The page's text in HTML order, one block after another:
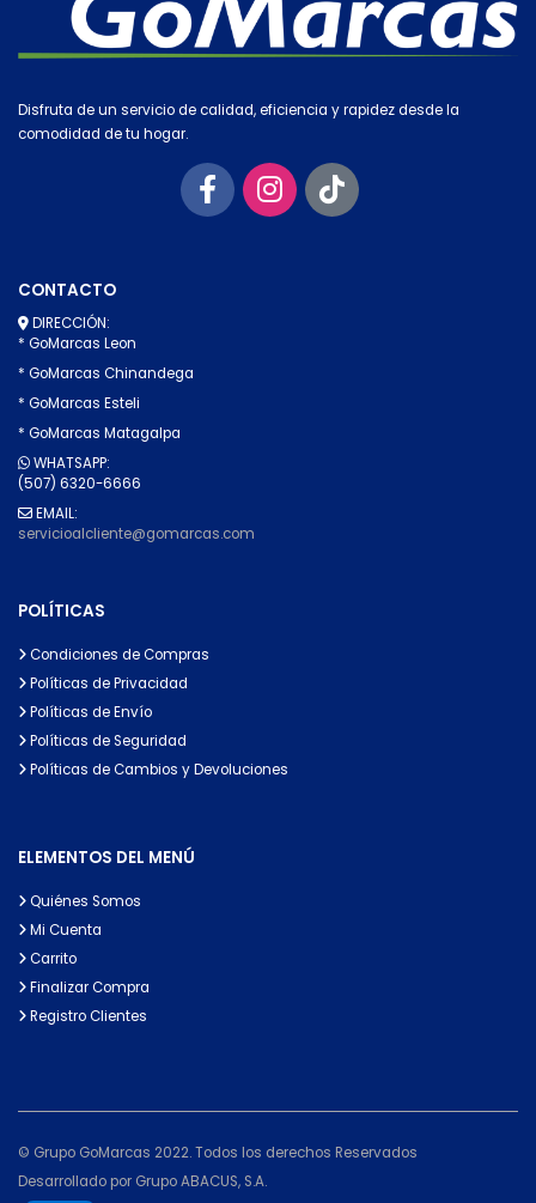
Disfruta de un servicio de calidad, eficiencia y rapidez desde la
comodidad de tu hogar.
CONTACTO
DIRECCIÓN:
* GoMarcas Leon
* GoMarcas Chinandega
* GoMarcas Esteli
* GoMarcas Matagalpa
WHATSAPP:
(507) 6320-6666
EMAIL:
servicioalcliente@gomarcas.com
POLÍTICAS
Condiciones de Compras
Políticas de Privacidad
Políticas de Envío
Políticas de Seguridad
Políticas de Cambios y Devoluciones
ELEMENTOS DEL MENÚ
Quiénes Somos
Mi Cuenta
Carrito
Finalizar Compra
Registro Clientes
© Grupo GoMarcas 2022. Todos los derechos Reservados
Desarrollado por Grupo ABACUS, S.A.